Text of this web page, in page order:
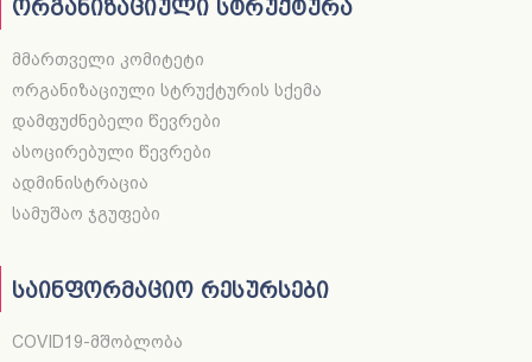
ორგანიზაციული სტრუქტურა
მმართველი კომიტეტი
ორგანიზაციული სტრუქტურის სქემა
დამფუძნებელი წევრები
ასოცირებული წევრები
ადმინისტრაცია
სამუშაო ჯგუფები
საინფორმაციო რესურსები
COVID19-მშობლობა